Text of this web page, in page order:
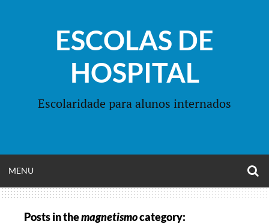
ESCOLAS DE
HOSPITAL
Escolaridade para alunos internados
MENU
MENU
Posts in themagnetismocategory: